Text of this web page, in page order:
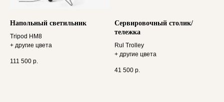
Напольный светильник
Tripod HM8
+ другие цвета
111 500 р.
Сервировочный столик/
тележка
Rul Trolley
+ другие цвета
41 500 р.